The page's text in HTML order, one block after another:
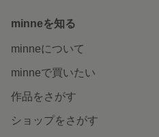
minneを知る
minneについて
minneで買いたい
作品をさがす
ショップをさがす